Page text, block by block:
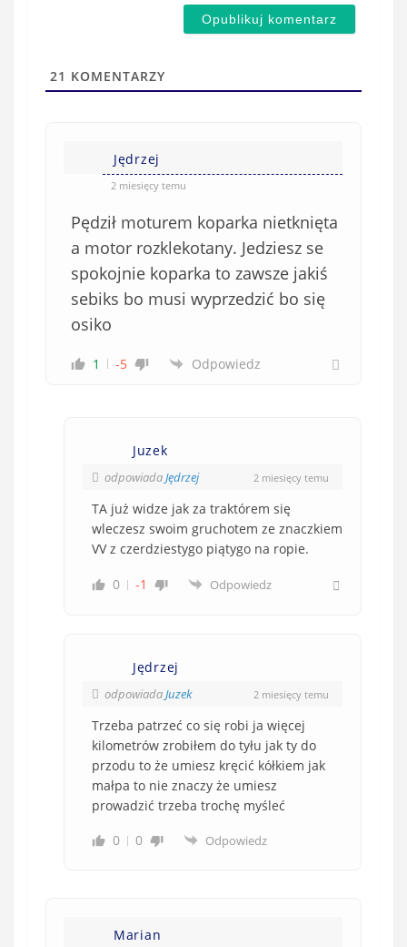
w
(
21 KOMENTARZY
Jędrzej
2 miesięcy temu
Pędził moturem koparka nietknięta
a motor rozklekotany. Jedziesz se
spokojnie koparka to zawsze jakiś
sebiks bo musi wyprzedzić bo się
osiko
1 -5 Odpowiedz
Juzek
odpowiadaJędrzej 2 miesięcy temu
TA już widze jak za traktórem się
wleczesz swoim gruchotem ze znaczkiem
VV z czerdziestygo piątygo na ropie.
0 -1 Odpowiedz
Jędrzej
odpowiadaJuzek 2 miesięcy temu
Trzeba patrzeć co się robi ja więcej
kilometrów zrobiłem do tyłu jak ty do
przodu to że umiesz kręcić kółkiem jak
małpa to nie znaczy że umiesz
prowadzić trzeba trochę myśleć
0
0 Odpowiedz
Marian